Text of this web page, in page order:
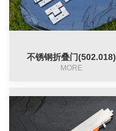
不锈钢折叠门(502.018)
MORE